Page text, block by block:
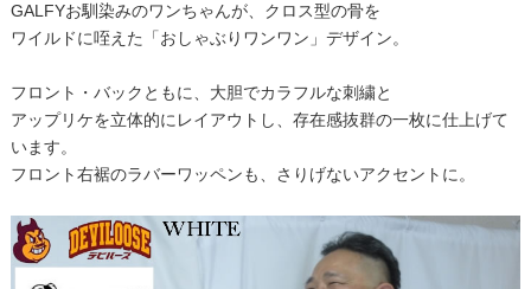
GALFYお馴染みのワンちゃんが、クロス型の骨を
ワイルドに咥えた「おしゃぶりワンワン」デザイン。
フロント・バックともに、大胆でカラフルな刺繍と
アップリケを立体的にレイアウトし、存在感抜群の一枚に仕上げて
います。
フロント右裾のラバーワッペンも、さりげないアクセントに。